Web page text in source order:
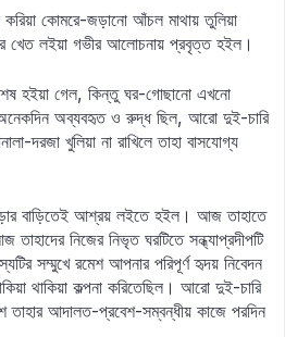
কোমরে-জড়ানো আঁচল মাথায় তুলিয়া
খেত লইয়া গভীর আলোচনায় প্রবৃত্ত হইল।
শেষ হইয়া গেল, কিন্তু ঘর-গোছানো এখনো
অনেকদিন অব্যবহৃত ও রুদ্ধ ছিল, আরো দুই-চারি
দরজা খুলিয়া না রাখিলে তাহা বাসযোগ্য
বাড়িতেই আশ্রয় লইতে হইল। আজ তাহাতে
নিজের নিভৃত ঘরটিতে সন্ধ্যাপ্রদীপটি
সম্মুখে রমেশ আপনার পরিপূর্ণ হৃদয় নিবেদন
থাকিয়া কল্পনা করিতেছিল। আরো দুই-চারি
তাহার আদালত-প্রবেশ-সম্বন্ধীয় কাজে পরদিন